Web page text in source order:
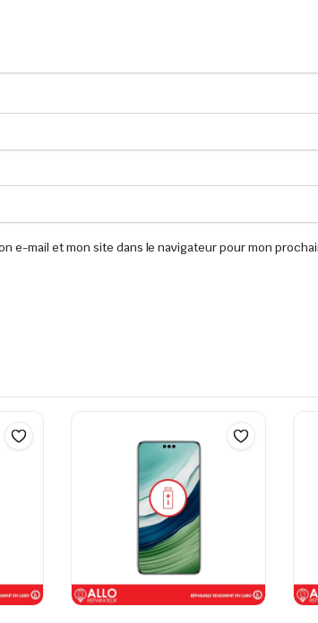
e-mail et mon site dans le navigateur pour mon